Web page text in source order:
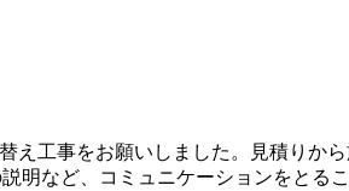
え工事をお願いしました。見積りか
明など、コミュニケーションをとるこ